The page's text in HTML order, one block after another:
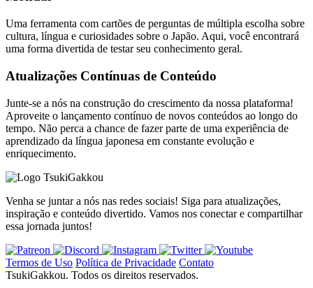
Uma ferramenta com cartões de perguntas de múltipla escolha sobre
cultura, língua e curiosidades sobre o Japão. Aqui, você encontrará
uma forma divertida de testar seu conhecimento geral.
Atualizações Contínuas de Conteúdo
Junte-se a nós na construção do crescimento da nossa plataforma!
Aproveite o lançamento contínuo de novos conteúdos ao longo do
tempo. Não perca a chance de fazer parte de uma experiência de
aprendizado da língua japonesa em constante evolução e
enriquecimento.
TsukiGakkou
Venha se juntar a nós nas redes sociais! Siga para atualizações,
inspiração e conteúdo divertido. Vamos nos conectar e compartilhar
essa jornada juntos!
Termos de Uso Política de Privacidade Contato
TsukiGakkou. Todos os direitos reservados.